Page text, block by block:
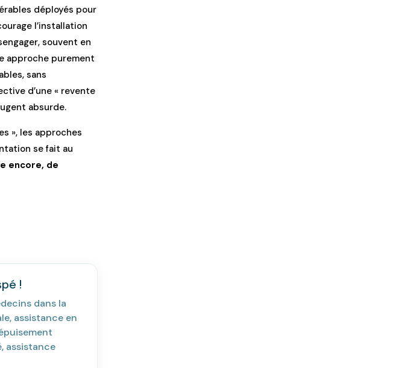
déployés pour
l’installation
souvent en
approche purement
sans
d’une « revente
absurde.
», les approches
se fait au
encore, de
!
dans la
assistance en
assistance